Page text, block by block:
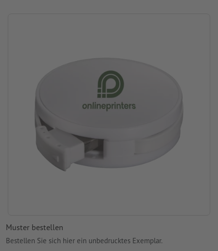
Muster bestellen
Bestellen Sie sich hier ein unbedrucktes Exemplar.